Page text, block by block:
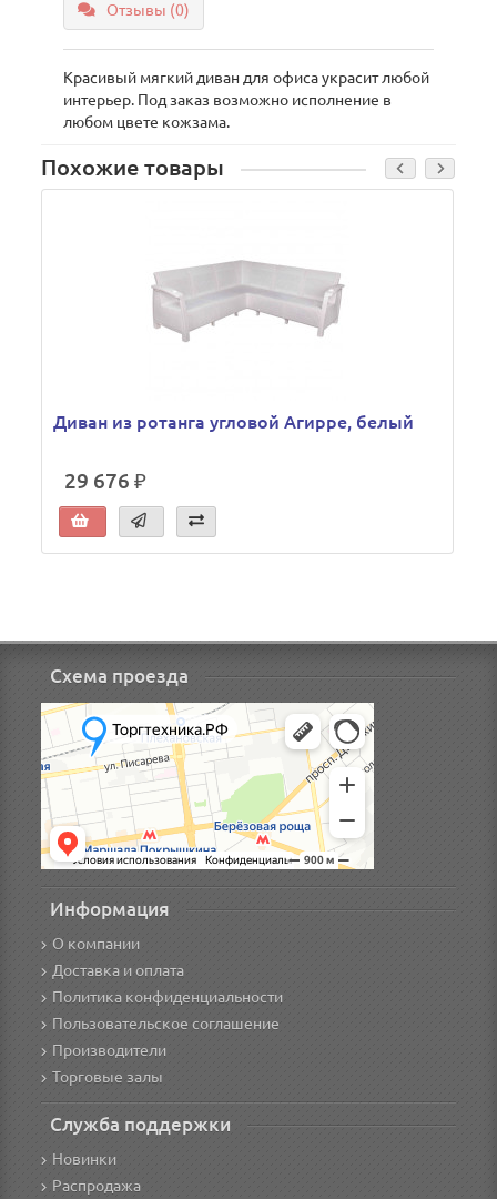
Отзывы (0)
Красивый мягкий диван для офиса украсит любой
интерьер. Под заказ возможно исполнение в
любом цвете кожзама.
Похожие товары
Диван из ротанга угловой Агирре, белый
29 676 ₽
Схема проезда
Информация
О компании
Доставка и оплата
Политика конфиденциальности
Пользовательское соглашение
Производители
Торговые залы
Служба поддержки
Новинки
Распродажа